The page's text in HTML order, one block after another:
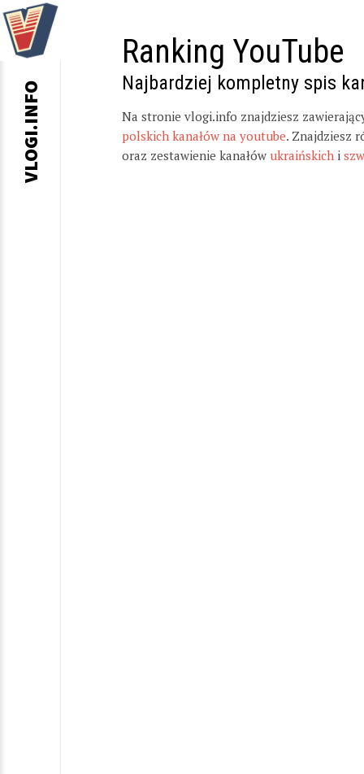
Ranking YouTube
Najbardziej kompletny spis
Na stronie vlogi.info znajdziesz
polskich kanałów na youtube. Znajdziesz
oraz zestawienie kanałów ukraińskich i
VLOGI.INFO